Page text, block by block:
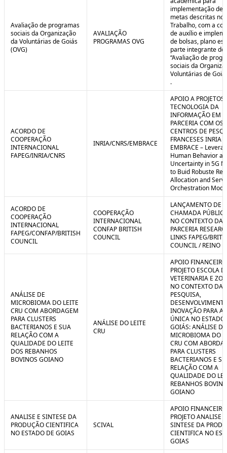
Avaliação de programas
sociais da Organização
da Voluntárias de Goiás
(OVG)
AVALIAÇÃO
PROGRAMAS OVG
implementação de
metas descritas no
Trabalho, com a
de auxílio e
de bolsas, plano
parte integrante do
“Avaliação de
sociais da
Voluntárias de
.
ACORDO DE
COOPERAÇÃO
INTERNACIONAL
FAPEG/INRIA/CNRS
INRIA/CNRS/EMBRACE
APOIO A PROJETOS
TECNOLOGIA DA
INFORMAÇÃO EM
PARCERIA COM OS
CENTROS DE
FRANCESES INRIA
EMBRACE –
Human Behavior
Uncertainty in 5G
to Buid Robuste
Allocation and
Orchestration
ACORDO DE
COOPERAÇÃO
INTERNACIONAL
FAPEG/CONFAP/BRITISH
COUNCIL
COOPERAÇÃO
INTERNACIONAL
CONFAP BRITISH
COUNCIL
LANÇAMENTO DE
CHAMADA
NO CONTEXTO DA
PARCERIA
LINKS FAPEG/
COUNCIL / REINO
ANÁLISE DE
MICROBIOMA DO LEITE
CRU COM ABORDAGEM
PARA CLUSTERS
BACTERIANOS E SUA
RELAÇÃO COM A
QUALIDADE DO LEITE
DOS REBANHOS
BOVINOS GOIANO
ANÁLISE DO LEITE
CRU
APOIO
PROJETO ESCOLA
VETERINARIA E
NO CONTEXTO DA
PESQUISA,
INOVAÇÃO PARA A
ÚNICA NO ESTADO
GOIÁS: ANÁLISE DE
MICROBIOMA DO
CRU COM
PARA CLUSTERS
BACTERIANOS E
RELAÇÃO COM A
QUALIDADE DO
REBANHOS
GOIANO
ANALISE E SINTESE DA
PRODUÇÃO CIENTIFICA
NO ESTADO DE GOIAS
SCIVAL
APOIO
PROJETO ANALISE E
SINTESE DA
CIENTIFICA NO
GOIAS